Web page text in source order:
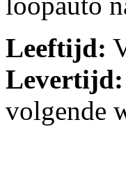
Leeftijd:
Levertijd:
volgende